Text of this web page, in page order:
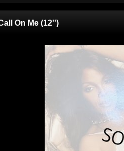
On Me (12'')